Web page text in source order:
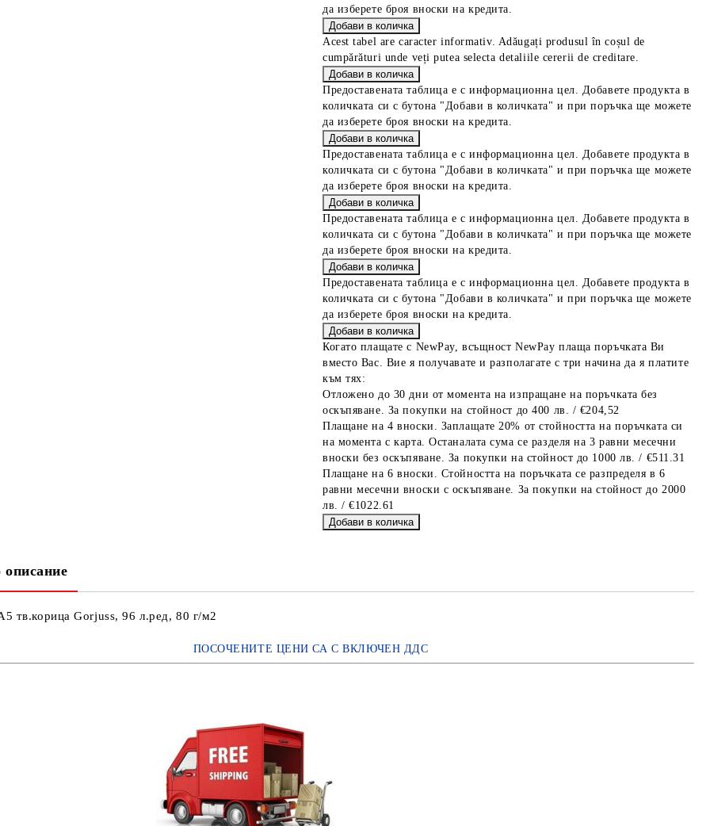
да изберете броя вноски на кредита.
Acest tabel are caracter informativ. Adăugați produsul în coșul de
cumpărături unde veți putea selecta detaliile cererii de creditare.
Предоставената таблица е с информационна цел. Добавете продукта в
количката си с бутона "Добави в количката" и при поръчка ще можете
да изберете броя вноски на кредита.
Предоставената таблица е с информационна цел. Добавете продукта в
количката си с бутона "Добави в количката" и при поръчка ще можете
да изберете броя вноски на кредита.
Предоставената таблица е с информационна цел. Добавете продукта в
количката си с бутона "Добави в количката" и при поръчка ще можете
да изберете броя вноски на кредита.
Предоставената таблица е с информационна цел. Добавете продукта в
количката си с бутона "Добави в количката" и при поръчка ще можете
да изберете броя вноски на кредита.
Когато плащате с NewPay, всъщност NewPay плаща поръчката Ви
вместо Вас. Вие я получавате и разполагате с три начина да я платите
към тях:
Отложено до 30 дни от момента на изпращане на поръчката без
оскъпяване. За покупки на стойност до 400 лв. / €204,52
Плащане на 4 вноски. Заплащате 20% от стойността на поръчката си
на момента с карта. Останалата сума се разделя на 3 равни месечни
вноски без оскъпяване. За покупки на стойност до 1000 лв. / €511.31
Плащане на 6 вноски. Стойността на поръчката се разпределя в 6
равни месечни вноски с оскъпяване. За покупки на стойност до 2000
лв. / €1022.61
описание
тв.корица Gorjuss, 96 л.ред, 80 г/м2
ПОСОЧЕНИТЕ ЦЕНИ СА С ВКЛЮЧЕН ДДС